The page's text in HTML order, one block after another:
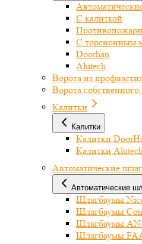
С калиткой
С торсионным
Doorhan
Alutech
Ворота из
Ворота собственного
Калитки
Калитки
Калитки
Калитки
Автоматические
Автоматические
Шлагбаумы
Шлагбаумы
Шлагбаумы
Шлагбаумы